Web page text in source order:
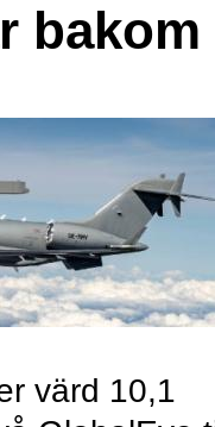
bakom
värd 10,1